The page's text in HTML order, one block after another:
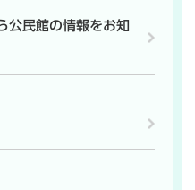
公民館の情報をお知